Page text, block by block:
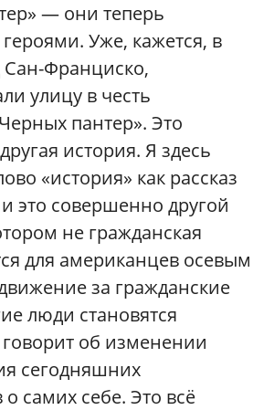
— они теперь
Уже, кажется, в
Сан-Франциско,
улицу в честь
пантер». Это
история. Я здесь
«история» как рассказ
это совершенно другой
не гражданская
для американцев осевым
за гражданские
люди становятся
об изменении
сегодняшних
самих себе. Это всё